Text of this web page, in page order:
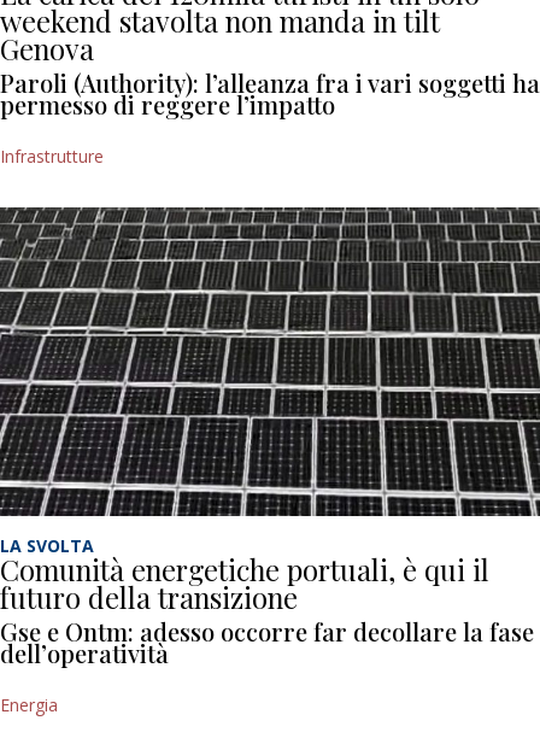
weekend stavolta non manda in tilt
Genova
Paroli (Authority): l’alleanza fra i vari soggetti ha
permesso di reggere l’impatto
Infrastrutture
LA SVOLTA
Comunità energetiche portuali, è qui il
futuro della transizione
Gse e Ontm: adesso occorre far decollare la fase
dell’operatività
Energia